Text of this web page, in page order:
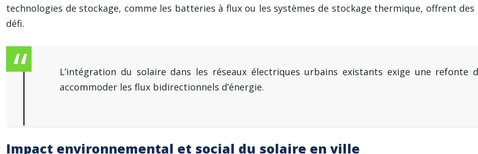
technologies de stockage, comme les batteries à flux ou les systèmes de stockage thermique, offrent
défi.
L’intégration du solaire dans les réseaux électriques urbains existants exige une
accommoder les flux bidirectionnels d’énergie.
Impact environnemental et social du solaire en ville